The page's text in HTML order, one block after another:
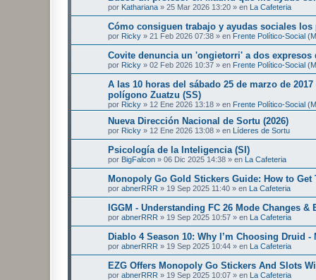
por Kathariana » 25 Mar 2026 13:20 » en La Cafeteria
Cómo consiguen trabajo y ayudas sociales los
por Ricky » 21 Feb 2026 07:38 » en Frente Político-Social
Covite denuncia un 'ongietorri' a dos expresos
por Ricky » 02 Feb 2026 10:37 » en Frente Político-Social
A las 10 horas del sábado 25 de marzo de
polígono Zuatzu (SS)
por Ricky » 12 Ene 2026 13:18 » en Frente Político-Social
Nueva Dirección Nacional de Sortu (2026)
por Ricky » 12 Ene 2026 13:08 » en Líderes de Sortu
Psicología de la Inteligencia (SI)
por BigFalcon » 06 Dic 2025 14:38 » en La Cafeteria
Monopoly Go Gold Stickers Guide: How to
por abnerRRR » 19 Sep 2025 11:40 » en La Cafeteria
IGGM - Understanding FC 26 Mode Changes &
por abnerRRR » 19 Sep 2025 10:57 » en La Cafeteria
Diablo 4 Season 10: Why I’m Choosing Druid
por abnerRRR » 19 Sep 2025 10:44 » en La Cafeteria
EZG Offers Monopoly Go Stickers And Slots
por abnerRRR » 19 Sep 2025 10:07 » en La Cafeteria